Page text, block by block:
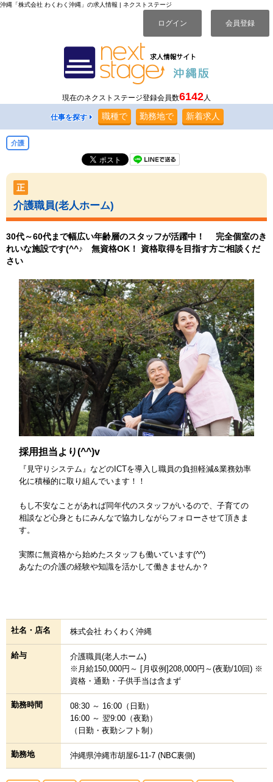
沖縄「株式会社 わくわく沖縄」の求人情報 | ネクストステージ
ログイン 会員登録
現在のネクストステージ登録会員数6142人
仕事を探す 職種で 勤務地で 新着求人
介護
正
介護職員(老人ホーム)
30代～60代まで幅広い年齢層のスタッフが活躍中！ 完全個室のき
れいな施設です(^^♪ 無資格OK！ 資格取得を目指す方ご相談くだ
さい
採用担当より(^^)v
『見守りシステム』などのICTを導入し職員の負担軽減&業務効率
化に積極的に取り組んでいます！！
もし不安なことがあれば同年代のスタッフがいるので、子育ての
相談など心身ともにみんなで協力しながらフォローさせて頂きま
す。
実際に無資格から始めたスタッフも働いています(^^)
あなたの介護の経験や知識を活かして働きませんか？
社名・店名 株式会社 わくわく沖縄
給与
介護職員(老人ホーム)
※月給150,000円～ [月収例]208,000円～(夜勤/10回) ※
資格・通勤・子供手当は含まず
勤務時間
08:30 ～ 16:00（日勤）
16:00 ～ 翌9:00（夜勤）
（日勤・夜勤シフト制）
勤務地 沖縄県沖縄市胡屋6-11-7 (NBC裏側)